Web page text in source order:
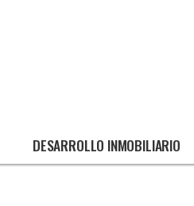
DESARROLLO INMOBILIARIO